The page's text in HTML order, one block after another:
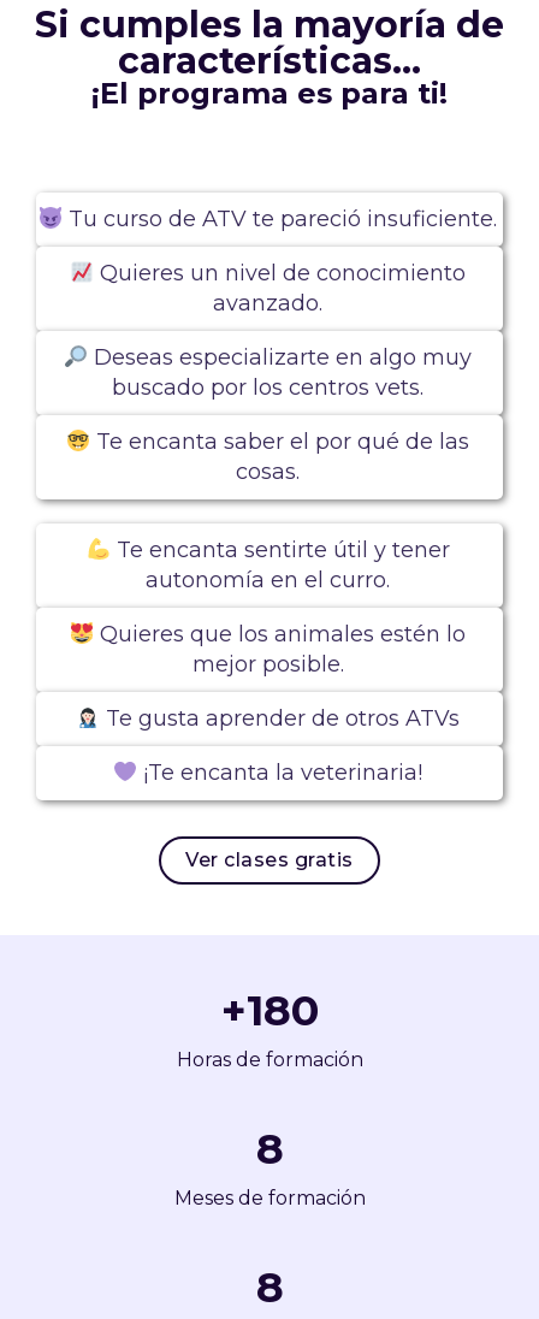
Si cumples la mayoría de
características...
¡El programa es para ti!
Tu curso de ATV te pareció insuficiente.
Quieres un nivel de conocimiento
avanzado.
Deseas especializarte en algo muy
buscado por los centros vets.
Te encanta saber el por qué de las
cosas.
Te encanta sentirte útil y tener
autonomía en el curro.
Quieres que los animales estén lo
mejor posible.
Te gusta aprender de otros ATVs
¡Te encanta la veterinaria!
Ver clases gratis
Horas de formación
+180
Meses de formación
9
9